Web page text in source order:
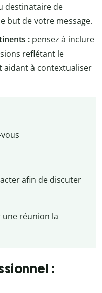
destinataire de
but de votre message.
: pensez à inclure
reflétant le
aidant à contextualiser
afin de discuter
réunion la
: